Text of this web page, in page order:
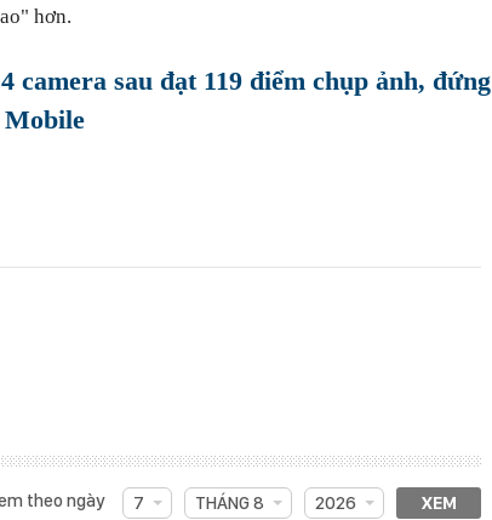
hơn.
camera sau đạt 119 điểm chụp ảnh, đứng
theo ngày 7 THÁNG 8 2026 XEM